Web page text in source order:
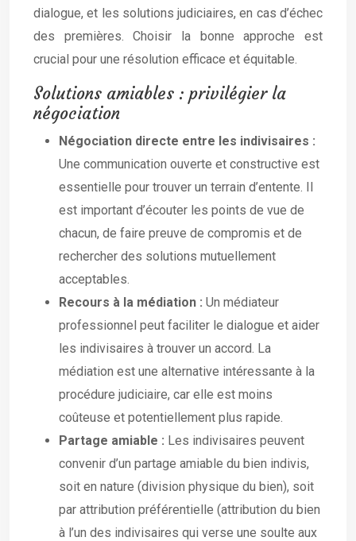
dialogue, et les solutions judiciaires, en cas d’échec
des premières. Choisir la bonne approche est
crucial pour une résolution efficace et équitable.
Solutions amiables : privilégier la
négociation
Négociation directe entre les indivisaires :
Une communication ouverte et constructive est
essentielle pour trouver un terrain d’entente. Il
est important d’écouter les points de vue de
chacun, de faire preuve de compromis et de
rechercher des solutions mutuellement
acceptables.
Recours à la médiation : Un médiateur
professionnel peut faciliter le dialogue et aider
les indivisaires à trouver un accord. La
médiation est une alternative intéressante à la
procédure judiciaire, car elle est moins
coûteuse et potentiellement plus rapide.
Partage amiable : Les indivisaires peuvent
convenir d’un partage amiable du bien indivis,
soit en nature (division physique du bien), soit
par attribution préférentielle (attribution du bien
à l’un des indivisaires qui verse une soulte aux